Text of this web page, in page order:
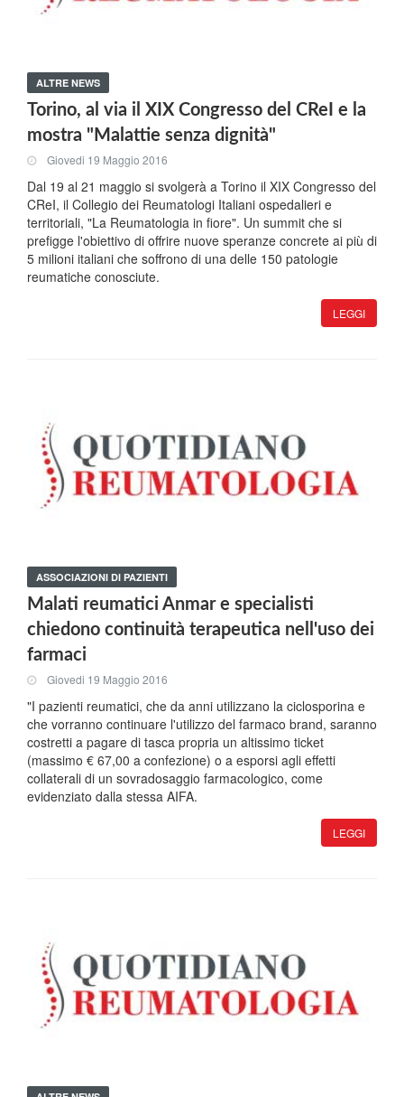
ALTRE NEWS
Torino, al via il XIX Congresso del CReI e la
mostra "Malattie senza dignità"
Giovedi 19 Maggio 2016
Dal 19 al 21 maggio si svolgerà a Torino il XIX Congresso del
CReI, il Collegio dei Reumatologi Italiani ospedalieri e
territoriali, "La Reumatologia in fiore". Un summit che si
prefigge l'obiettivo di offrire nuove speranze concrete ai più di
5 milioni italiani che soffrono di una delle 150 patologie
reumatiche conosciute.
LEGGI
ASSOCIAZIONI DI PAZIENTI
Malati reumatici Anmar e specialisti
chiedono continuità terapeutica nell'uso dei
farmaci
Giovedi 19 Maggio 2016
"I pazienti reumatici, che da anni utilizzano la ciclosporina e
che vorranno continuare l'utilizzo del farmaco brand, saranno
costretti a pagare di tasca propria un altissimo ticket
(massimo € 67,00 a confezione) o a esporsi agli effetti
collaterali di un sovradosaggio farmacologico, come
evidenziato dalla stessa AIFA.
LEGGI